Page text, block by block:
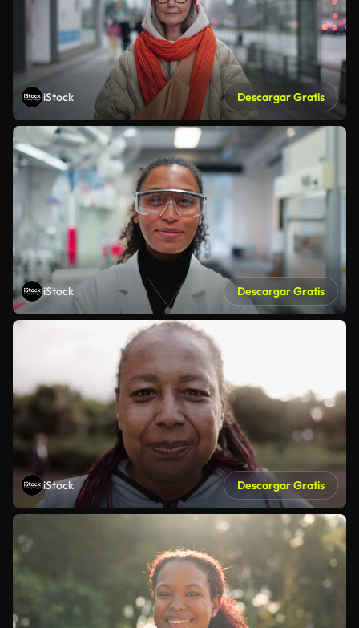
iStock Descargar Gratis
iStock Descargar Gratis
iStock Descargar Gratis